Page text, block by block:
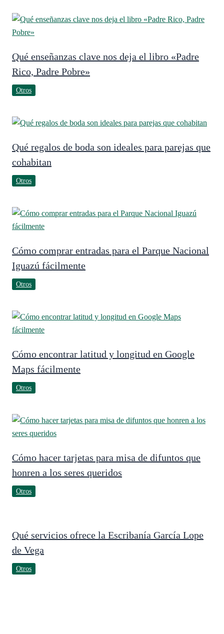
Qué enseñanzas clave nos deja el libro «Padre
Rico, Padre Pobre»
Otros
Qué regalos de boda son ideales para parejas que
cohabitan
Otros
Cómo comprar entradas para el Parque Nacional
Iguazú fácilmente
Otros
Cómo encontrar latitud y longitud en Google
Maps fácilmente
Otros
Cómo hacer tarjetas para misa de difuntos que
honren a los seres queridos
Otros
Qué servicios ofrece la Escribanía García Lope
de Vega
Otros